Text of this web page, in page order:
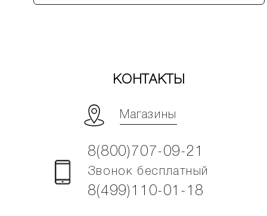
КОНТАКТЫ
Магазины
8(800)707-09-21
Звонок бесплатный
8(499)110-01-18